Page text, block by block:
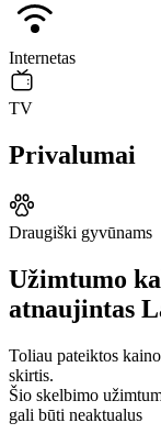
Internetas
TV
Privalumai
Draugiški gyvūnams
Užimtumo
atnaujintas
Toliau pateiktos
skirtis.
Šio skelbimo
gali būti neaktualus